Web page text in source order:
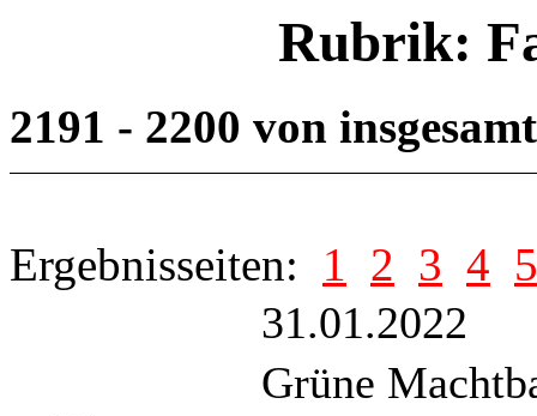
Rubrik:
2191 - 2200 von
Ergebnisseiten: 1 2 3 4 5
31.01.2022
Grüne